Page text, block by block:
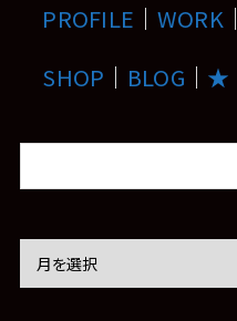
PROFILE ｜ WORK ｜
SHOP ｜ BLOG ｜ ★
カ